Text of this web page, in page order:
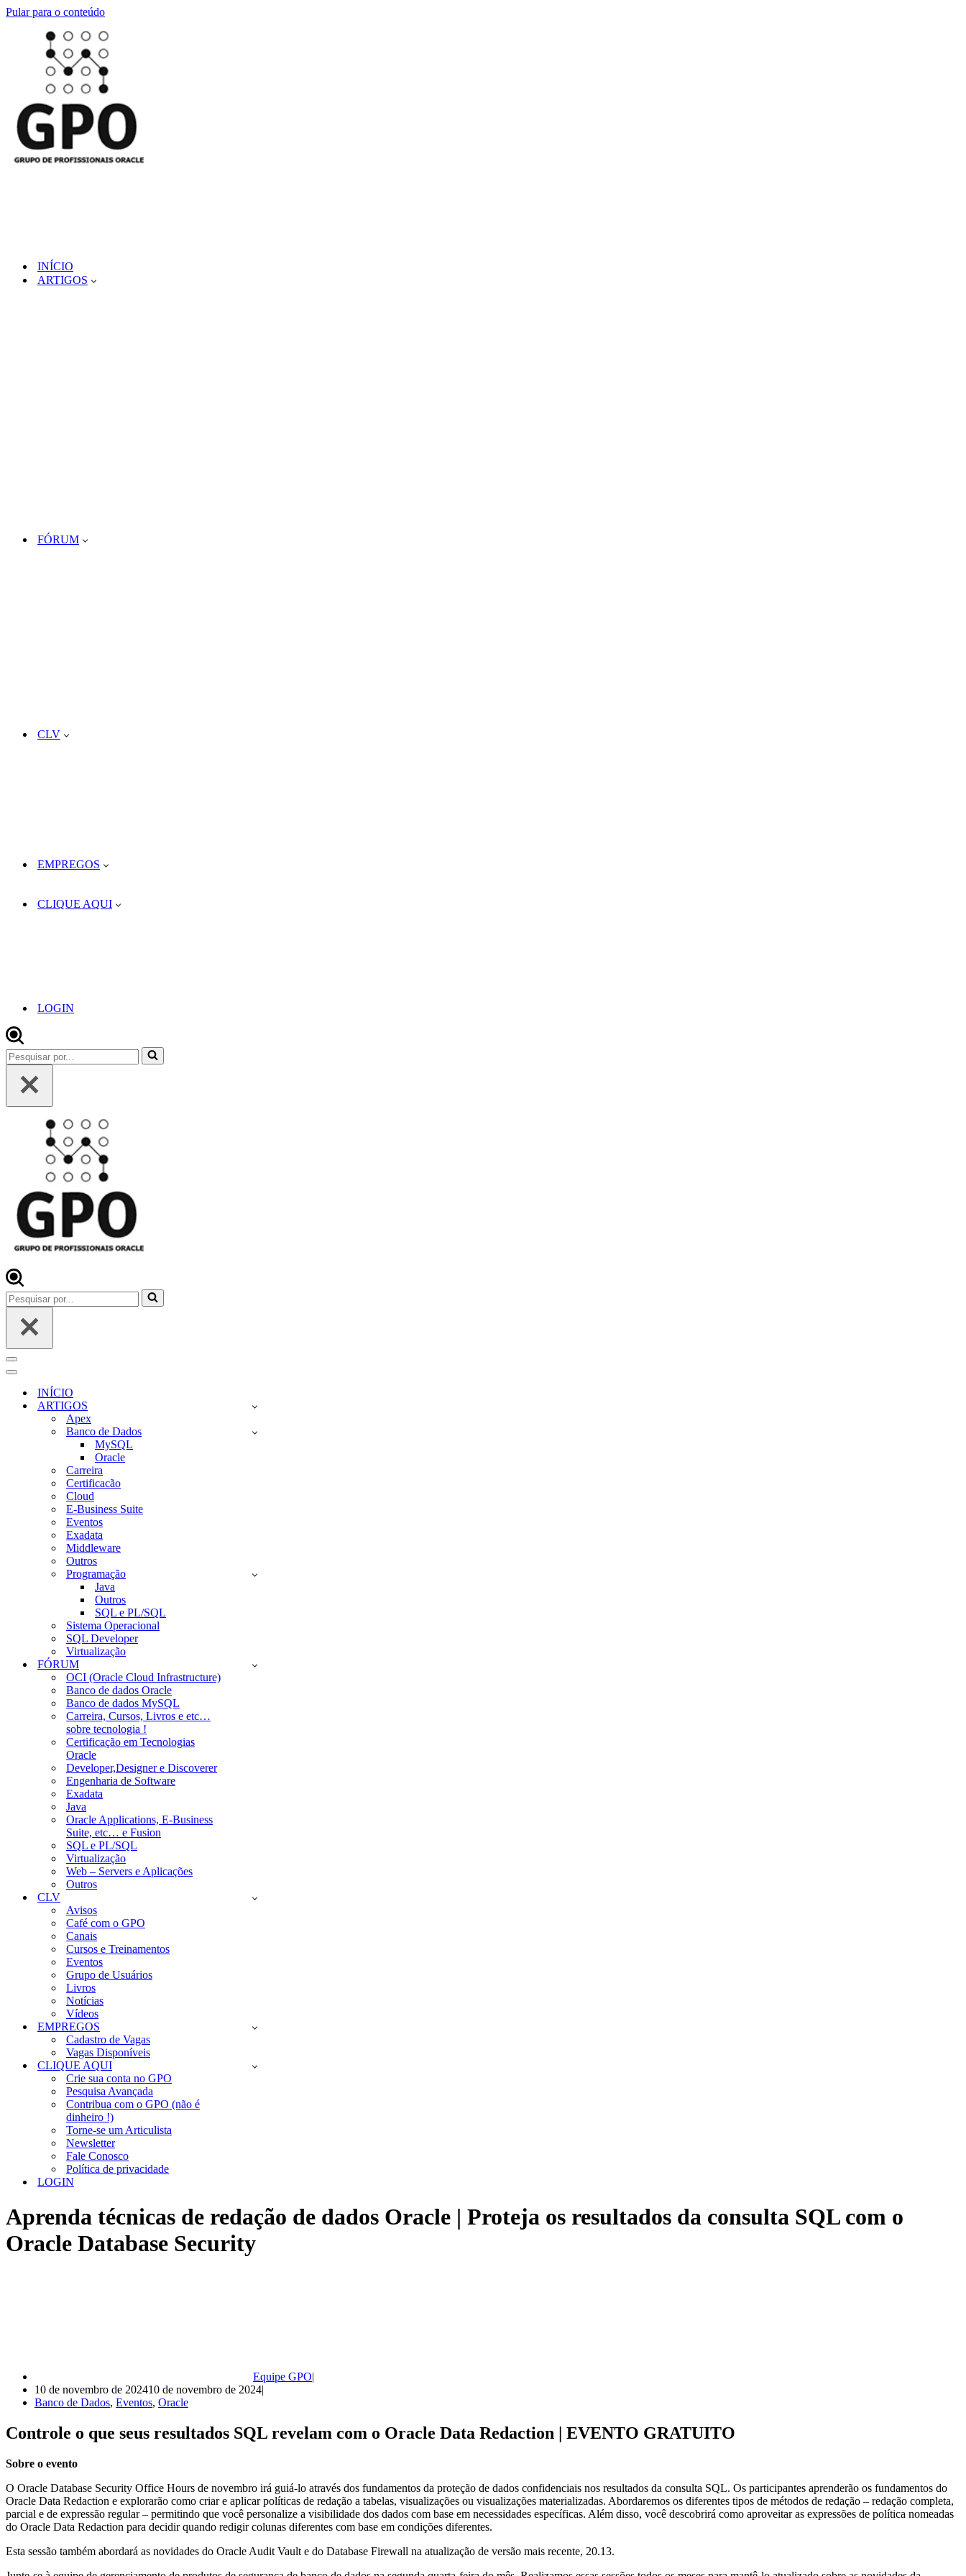
Pular para o conteúdo
INÍCIO
ARTIGOS
FÓRUM
CLV
EMPREGOS
CLIQUE AQUI
LOGIN
Pesquisar
por...
Pesquisar
por...
Menu
de
navegação
Menu
navegaçãoINÍCIO
ARTIGOS
Apex
Banco de Dados
MySQL
Oracle
Carreira
Certificacão
Cloud
E-Business Suite
Eventos
Exadata
Middleware
Outros
Programação
Java
Outros
SQL e PL/SQL
Sistema Operacional
SQL Developer
Virtualização
FÓRUM
OCI (Oracle Cloud Infrastructure)
Banco de dados Oracle
Banco de dados MySQL
Carreira, Cursos, Livros e etc…
sobre tecnologia !
Certificação em Tecnologias
Oracle
Developer,Designer e Discoverer
Engenharia de Software
Exadata
Java
Oracle Applications, E-Business
Suite, etc… e Fusion
SQL e PL/SQL
Virtualização
Web – Servers e Aplicações
Outros
CLV
Avisos
Café com o GPO
Canais
Cursos e Treinamentos
Eventos
Grupo de Usuários
Livros
Notícias
Vídeos
EMPREGOS
Cadastro de Vagas
Vagas Disponíveis
CLIQUE AQUI
Crie sua conta no GPO
Pesquisa Avançada
Contribua com o GPO (não é
dinheiro !)
Torne-se um Articulista
Newsletter
Fale Conosco
Política de privacidade
LOGIN
Aprenda técnicas de redação de dados Oracle | Proteja os resultados da consulta SQL com o
Oracle Database Security
Equipe GPO
10 de novembro de 202410 de novembro de 2024
Banco de Dados, Eventos, Oracle
Controle o que seus resultados SQL revelam com o Oracle Data Redaction | EVENTO GRATUITO
Sobre o evento
O Oracle Database Security Office Hours de novembro irá guiá-lo através dos fundamentos da proteção de dados confidenciais nos resultados da consulta SQL. Os participantes aprenderão os fundamentos do
Oracle Data Redaction e explorarão como criar e aplicar políticas de redação a tabelas, visualizações ou visualizações materializadas. Abordaremos os diferentes tipos de métodos de redação – redação completa,
parcial e de expressão regular – permitindo que você personalize a visibilidade dos dados com base em necessidades específicas. Além disso, você descobrirá como aproveitar as expressões de política nomeadas
do Oracle Data Redaction para decidir quando redigir colunas diferentes com base em condições diferentes.
Esta sessão também abordará as novidades do Oracle Audit Vault e do Database Firewall na atualização de versão mais recente, 20.13.